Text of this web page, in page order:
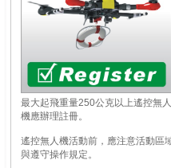
最大起飛重量250公克以上遙控無人
機應辦理註冊。
遙控無人機活動前，應注意活動區
與遵守操作規定。